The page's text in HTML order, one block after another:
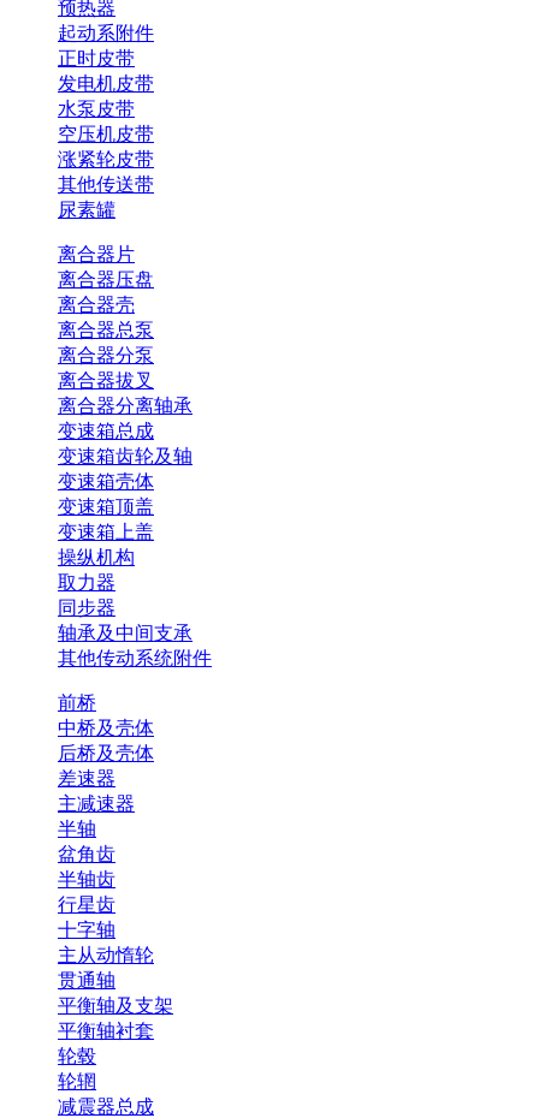
预热器
起动系附件
正时皮带
发电机皮带
水泵皮带
空压机皮带
涨紧轮皮带
其他传送带
尿素罐
离合器片
离合器压盘
离合器壳
离合器总泵
离合器分泵
离合器拔叉
离合器分离轴承
变速箱总成
变速箱齿轮及轴
变速箱壳体
变速箱顶盖
变速箱上盖
操纵机构
取力器
同步器
轴承及中间支承
其他传动系统附件
前桥
中桥及壳体
后桥及壳体
差速器
主减速器
半轴
盆角齿
半轴齿
行星齿
十字轴
主从动惰轮
贯通轴
平衡轴及支架
平衡轴衬套
轮毂
轮辋
减震器总成